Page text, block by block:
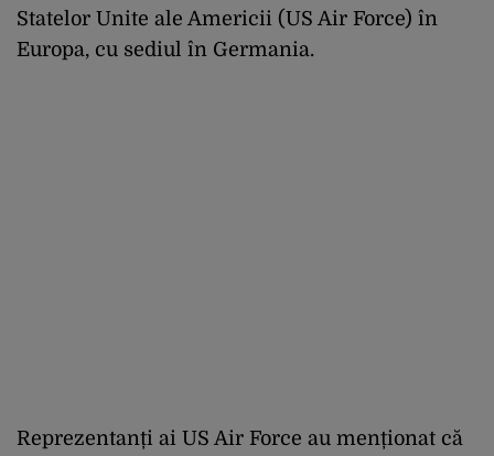
Statelor Unite ale Americii (US Air Force) în
Europa, cu sediul în Germania.
Reprezentanți ai US Air Force au menționat că